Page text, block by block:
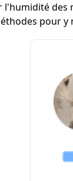
des
pour y